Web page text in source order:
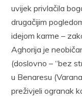
uvijek privlačila
drugačijim
idejom karme –
Aghorija je
(doslovno – “bez
u Benaresu
preživjeli ogranak